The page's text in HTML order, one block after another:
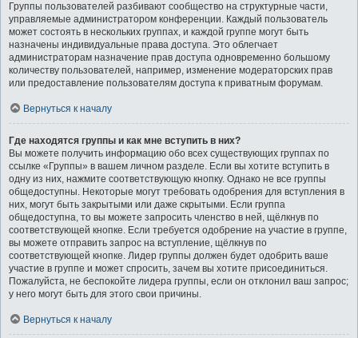
Группы пользователей разбивают сообщество на структурные части,
управляемые администратором конференции. Каждый пользователь
может состоять в нескольких группах, и каждой группе могут быть
назначены индивидуальные права доступа. Это облегчает
администраторам назначение прав доступа одновременно большому
количеству пользователей, например, изменение модераторских прав
или предоставление пользователям доступа к приватным форумам.
Вернуться к началу
Где находятся группы и как мне вступить в них?
Вы можете получить информацию обо всех существующих группах по
ссылке «Группы» в вашем личном разделе. Если вы хотите вступить в
одну из них, нажмите соответствующую кнопку. Однако не все группы
общедоступны. Некоторые могут требовать одобрения для вступления в
них, могут быть закрытыми или даже скрытыми. Если группа
общедоступна, то вы можете запросить членство в ней, щёлкнув по
соответствующей кнопке. Если требуется одобрение на участие в группе,
вы можете отправить запрос на вступление, щёлкнув по
соответствующей кнопке. Лидер группы должен будет одобрить ваше
участие в группе и может спросить, зачем вы хотите присоединиться.
Пожалуйста, не беспокойте лидера группы, если он отклонил ваш запрос;
у него могут быть для этого свои причины.
Вернуться к началу